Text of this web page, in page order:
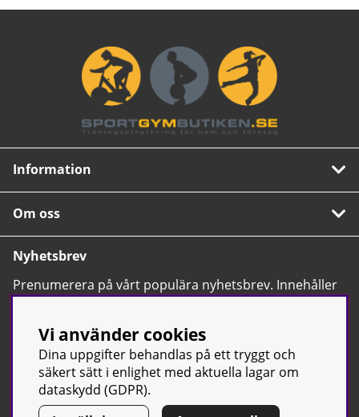
Information
Om oss
Nyhetsbrev
Prenumerera på vårt populära nyhetsbrev. Innehåller
tips, nyheter och våra allra bästa erbjudanden.
Vi använder cookies
Dina uppgifter behandlas på ett tryggt och
säkert sätt i enlighet med aktuella lagar om
dataskydd (GDPR).